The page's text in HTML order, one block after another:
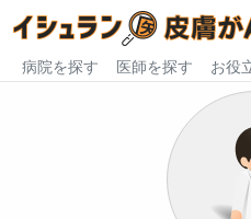
病院を探す 医師を探す お役